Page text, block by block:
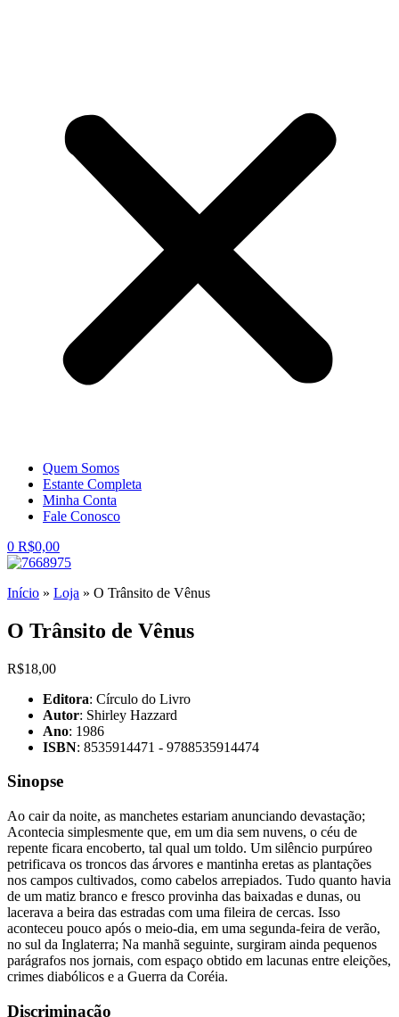
Quem Somos
Estante Completa
Minha Conta
Fale Conosco
0 R$0,00
Início » Loja » O Trânsito de Vênus
O Trânsito de Vênus
R$18,00
Editora: Círculo do Livro
Autor: Shirley Hazzard
Ano: 1986
ISBN: 8535914471 - 9788535914474
Sinopse
Ao cair da noite, as manchetes estariam anunciando devastação;
Acontecia simplesmente que, em um dia sem nuvens, o céu de
repente ficara encoberto, tal qual um toldo. Um silêncio purpúreo
petrificava os troncos das árvores e mantinha eretas as plantações
nos campos cultivados, como cabelos arrepiados. Tudo quanto havia
de um matiz branco e fresco provinha das baixadas e dunas, ou
lacerava a beira das estradas com uma fileira de cercas. Isso
aconteceu pouco após o meio-dia, em uma segunda-feira de verão,
no sul da Inglaterra; Na manhã seguinte, surgiram ainda pequenos
parágrafos nos jornais, com espaço obtido em lacunas entre eleições,
crimes diabólicos e a Guerra da Coréia.
Discriminação